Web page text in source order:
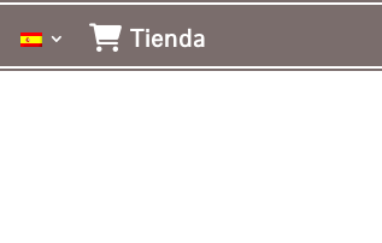
Tienda